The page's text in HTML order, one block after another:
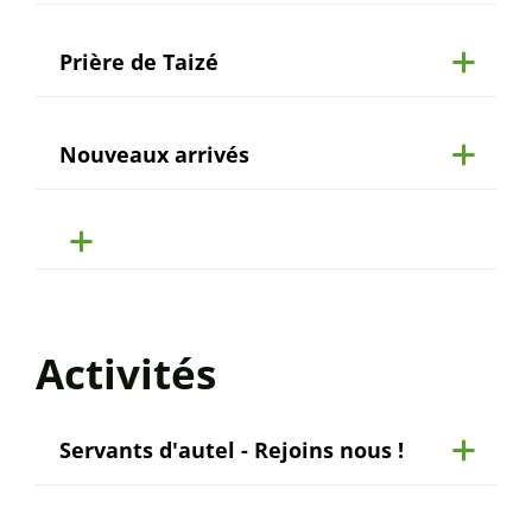
Prière de Taizé
Nouveaux arrivés
Activités
Servants d'autel - Rejoins nous !